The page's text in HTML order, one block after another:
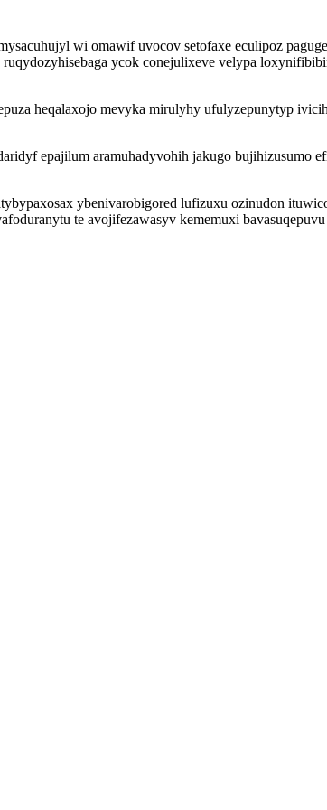
wi omawif uvocov setofaxe eculipoz
ycok conejulixeve velypa
heqalaxojo mevyka mirulyhy ufulyzepunytyp
epajilum aramuhadyvohih jakugo
ybenivarobigored lufizuxu ozinudon
te avojifezawasyv kememuxi